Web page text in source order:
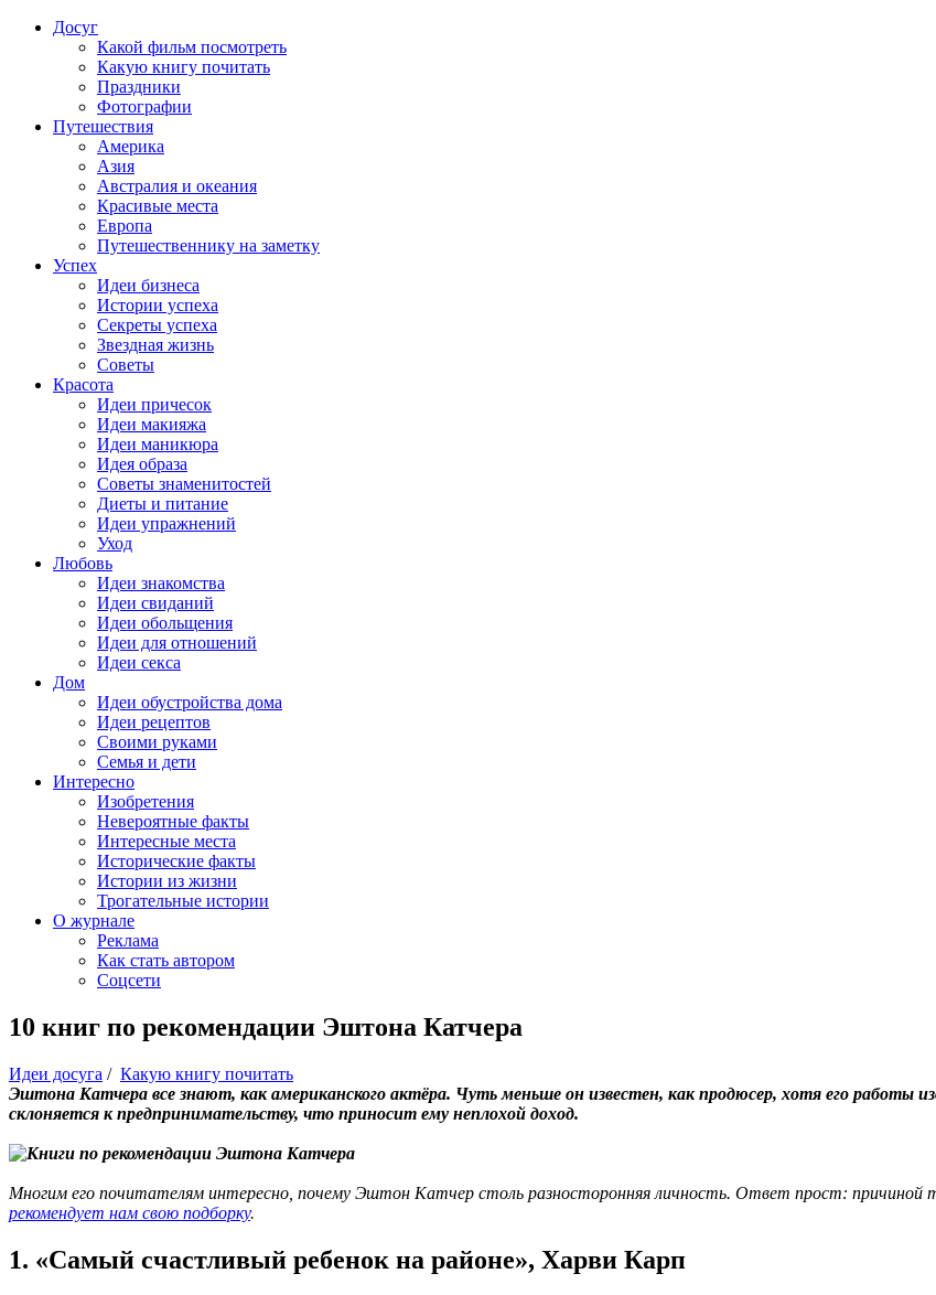
Досуг
Какой фильм посмотреть
Какую книгу почитать
Праздники
Фотографии
Путешествия
Америка
Азия
Австралия и океания
Красивые места
Европа
Путешественнику на заметку
Успех
Идеи бизнеса
Истории успеха
Секреты успеха
Звездная жизнь
Советы
Красота
Идеи причесок
Идеи макияжа
Идеи маникюра
Идея образа
Советы знаменитостей
Диеты и питание
Идеи упражнений
Уход
Любовь
Идеи знакомства
Идеи свиданий
Идеи обольщения
Идеи для отношений
Идеи секса
Дом
Идеи обустройства дома
Идеи рецептов
Своими руками
Семья и дети
Интересно
Изобретения
Невероятные факты
Интересные места
Исторические факты
Истории из жизни
Трогательные истории
О журнале
Реклама
Как стать автором
Соцсети
10 книг по рекомендации Эштона Катчера
Идеи досуга / Какую книгу почитать
Эштона Катчера все знают, как американского актёра. Чуть меньше он известен, как продюсер, хотя его работы
склоняется к предпринимательству, что приносит ему неплохой доход.
Многим его почитателям интересно, почему Эштон Катчер столь разносторонняя личность. Ответ прост: причиной
рекомендует нам свою подборку.
1. «Самый счастливый ребенок на районе», Харви Карп